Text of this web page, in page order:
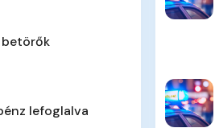
betörők
lefoglalva